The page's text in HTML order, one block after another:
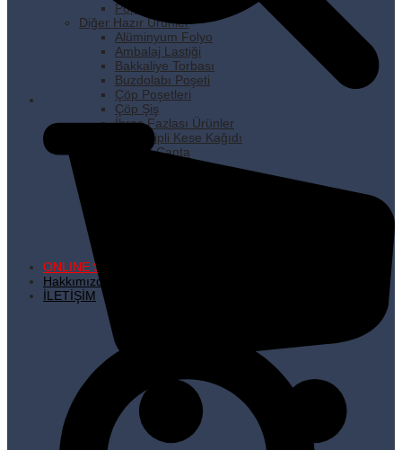
Popcorn Kese Kağıdı
Diğer Hazır Ürünler
Alüminyum Folyo
Ambalaj Lastiği
Bakkaliye Torbası
Buzdolabı Poşeti
Çöp Poşetleri
Çöp Şiş
İhraç Fazlası Ürünler
Kare Dipli Kese Kağıdı
Karton Çanta
ONLINE SATIŞ
Hakkımızda
İLETİŞİM